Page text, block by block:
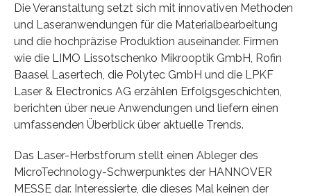
Die Veranstaltung setzt sich mit innovativen Methoden
und Laseranwendungen für die Materialbearbeitung
und die hochpräzise Produktion auseinander. Firmen
wie die LIMO Lissotschenko Mikrooptik GmbH, Rofin
Baasel Lasertech, die Polytec GmbH und die LPKF
Laser & Electronics AG erzählen Erfolgsgeschichten,
berichten über neue Anwendungen und liefern einen
umfassenden Überblick über aktuelle Trends.
Das Laser-Herbstforum stellt einen Ableger des
MicroTechnology-Schwerpunktes der HANNOVER
MESSE dar. Interessierte, die dieses Mal keinen der